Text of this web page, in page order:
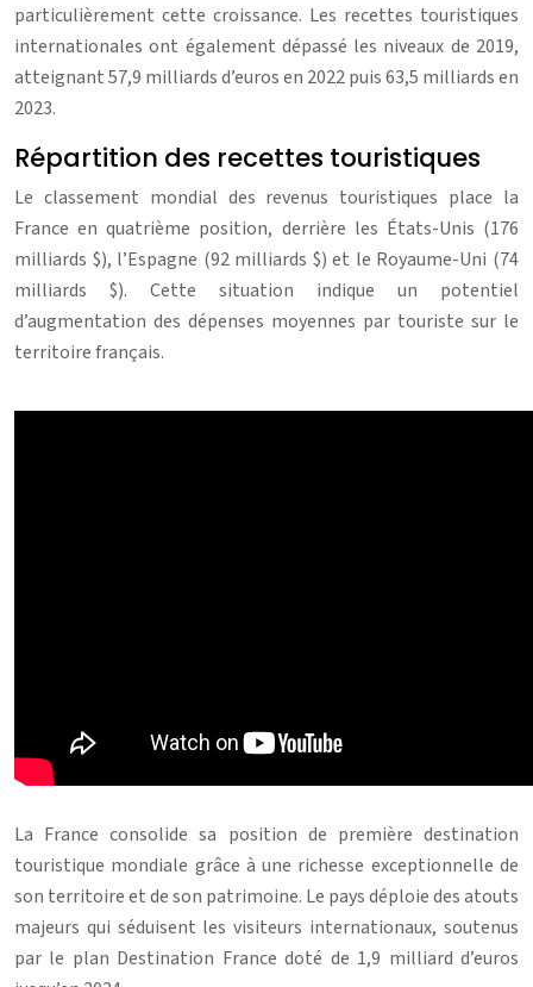
particulièrement cette croissance. Les recettes touristiques
internationales ont également dépassé les niveaux de 2019,
atteignant 57,9 milliards d’euros en 2022 puis 63,5 milliards en
2023.
Répartition des recettes touristiques
Le classement mondial des revenus touristiques place la
France en quatrième position, derrière les États-Unis (176
milliards $), l’Espagne (92 milliards $) et le Royaume-Uni (74
milliards $). Cette situation indique un potentiel
d’augmentation des dépenses moyennes par touriste sur le
territoire français.
La France consolide sa position de première destination
touristique mondiale grâce à une richesse exceptionnelle de
son territoire et de son patrimoine. Le pays déploie des atouts
majeurs qui séduisent les visiteurs internationaux, soutenus
par le plan Destination France doté de 1,9 milliard d’euros